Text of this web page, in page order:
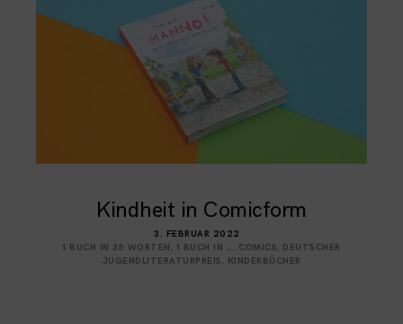
Kindheit in Comicform
3. FEBRUAR 2022
1 BUCH IN 35 WORTEN , 1 BUCH IN …, COMICS, DEUTSCHER
JUGENDLITERATURPREIS , KINDERBÜCHER